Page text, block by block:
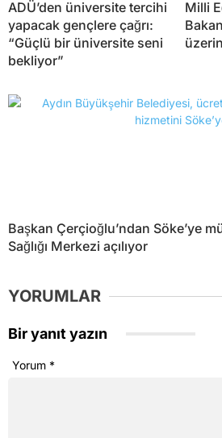
ADÜ’den üniversite tercihi
yapacak gençlere çağrı:
“Güçlü bir üniversite seni
bekliyor”
Milli
Başkan Çerçioğlu’ndan Söke’ye
Sağlığı Merkezi açılıyor
YORUMLAR
Bir yanıt yazın
Yorum *